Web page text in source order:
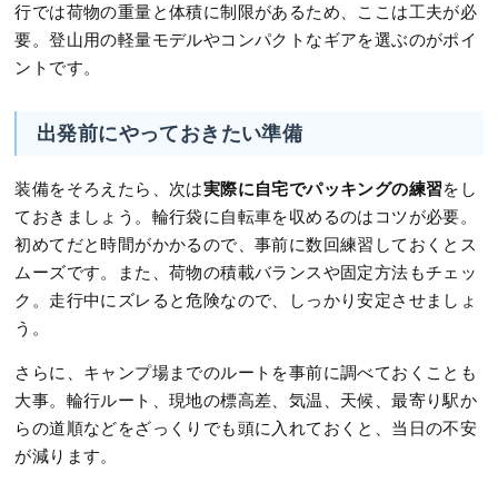
行では荷物の重量と体積に制限があるため、ここは工夫が必
要。登山用の軽量モデルやコンパクトなギアを選ぶのがポイ
ントです。
出発前にやっておきたい準備
装備をそろえたら、次は実際に自宅でパッキングの練習をし
ておきましょう。輪行袋に自転車を収めるのはコツが必要。
初めてだと時間がかかるので、事前に数回練習しておくとス
ムーズです。また、荷物の積載バランスや固定方法もチェッ
ク。走行中にズレると危険なので、しっかり安定させましょ
う。
さらに、キャンプ場までのルートを事前に調べておくことも
大事。輪行ルート、現地の標高差、気温、天候、最寄り駅か
らの道順などをざっくりでも頭に入れておくと、当日の不安
が減ります。